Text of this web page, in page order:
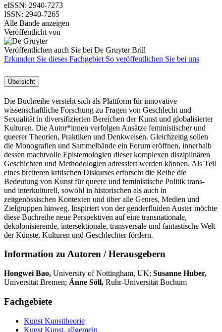
eISSN: 2940-7273
ISSN: 2940-7265
Alle Bände anzeigen
Veröffentlicht von
Veröffentlichen auch Sie bei De Gruyter Brill
Erkunden Sie dieses Fachgebiet So veröffentlichen Sie bei uns
Übersicht
Die Buchreihe versteht sich als Plattform für innovative
wissenschaftliche Forschung zu Fragen von Geschlecht und
Sexualität in diversifizierten Bereichen der Kunst und globalisierter
Kulturen. Die Autor*innen verfolgen Ansätze feministischer und
queerer Theorien, Praktiken und Denkweisen. Gleichzeitig sollen
die Monografien und Sammelbände ein Forum eröffnen, innerhalb
dessen machtvolle Epistemologien dieser komplexen disziplinären
Geschichten und Methodologien adressiert werden können. Als Teil
eines breiteren kritischen Diskurses erforscht die Reihe die
Bedeutung von Kunst für queere und feministische Politik trans-
und interkulturell, sowohl in historischen als auch in
zeitgenössischen Kontexten und über alle Genres, Medien und
Zielgruppen hinweg. Inspiriert von der genderfluiden Auster möchte
diese Buchreihe neue Perspektiven auf eine transnationale,
dekolonisierende, intersektionale, transversale und fantastische Welt
der Künste, Kulturen und Geschlechter fördern.
Information zu Autoren / Herausgebern
Hongwei Bao, University of Nottingham, UK; Susanne Huber,
Universität Bremen; Änne Söll, Ruhr-Universität Bochum
Fachgebiete
Kunst Kunsttheorie
Kunst Kunst, allgemein